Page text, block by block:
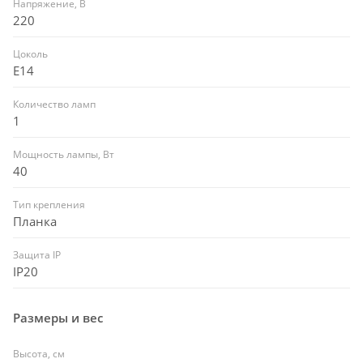
Напряжение, В
220
Цоколь
E14
Количество ламп
1
Мощность лампы, Вт
40
Тип крепления
Планка
Защита IP
IP20
Размеры и вес
Высота, см